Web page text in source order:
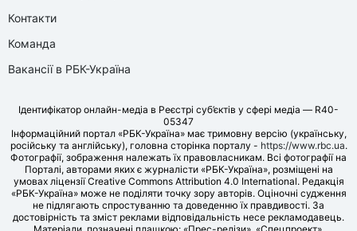
Контакти
Команда
Вакансії в РБК-Україна
Ідентифікатор онлайн-медіа в Реєстрі суб’єктів у сфері медіа — R40-
05347
Інформаційний портал «РБК-Україна» має тримовну версію (українську,
російську та англійську), головна сторінка порталу - https://www.rbc.ua.
Фотографії, зображення належать їх правовласникам. Всі фотографії на
Порталі, авторами яких є журналісти «РБК-Україна», розміщені на
умовах ліцензії Creative Commons Attribution 4.0 International. Редакція
«РБК-Україна» може не поділяти точку зору авторів. Оціночні судження
не підлягають спростуванню та доведенню їх правдивості. За
достовірність та зміст реклами відповідальність несе рекламодавець.